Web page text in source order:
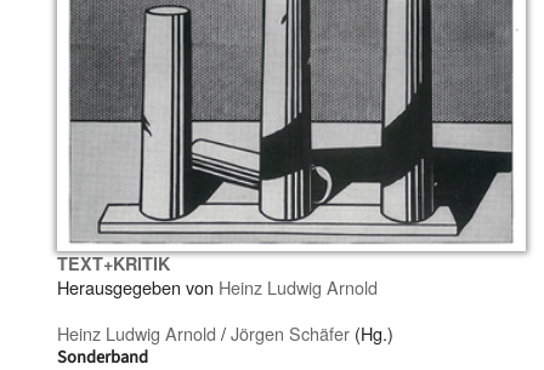
TEXT+KRITIK
Herausgegeben von Heinz Ludwig Arnold
Heinz Ludwig Arnold /Jörgen Schäfer (Hg.)
Sonderband